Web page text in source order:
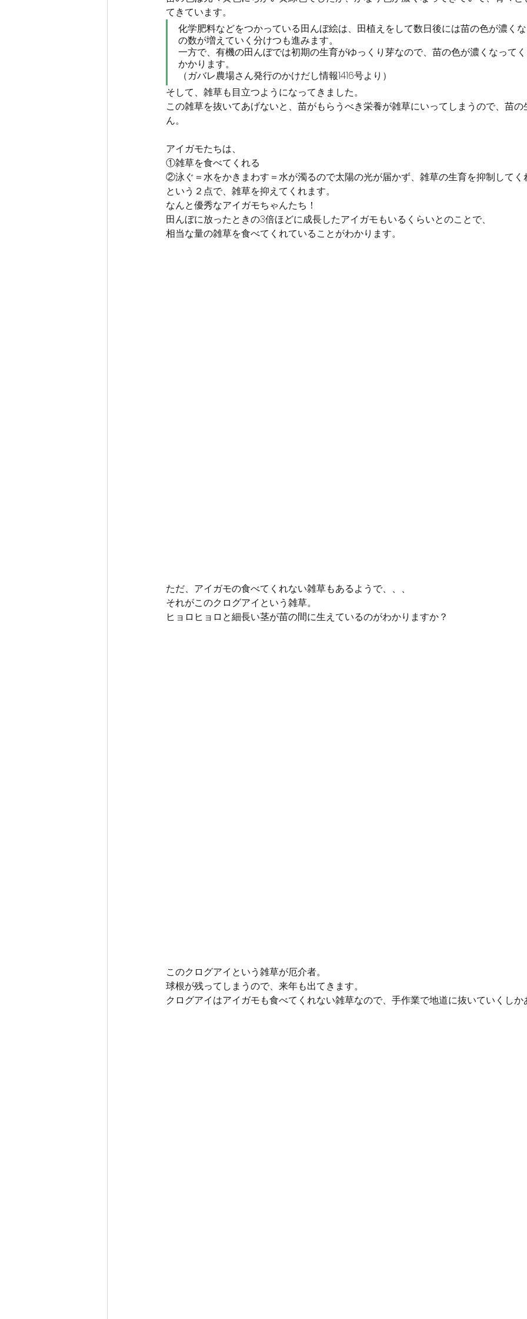
てきています。
化学肥料などをつかっている田んぼ絵は、田植えをして数日後には苗の色が濃く
の数が増えていく分けつも進みます。
一方で、有機の田んぼでは初期の生育がゆっくり芽なので、苗の色が濃くなって
かかります。
（ガバレ農場さん発行のかけだし情報1416号より）
そして、雑草も目立つようになってきました。
この雑草を抜いてあげないと、苗がもらうべき栄養が雑草にいってしまうので、苗
ん。
アイガモたちは、
①雑草を食べてくれる
②泳ぐ＝水をかきまわす＝水が濁るので太陽の光が届かず、雑草の生育を抑制してく
という２点で、雑草を抑えてくれます。
なんと優秀なアイガモちゃんたち！
田んぼに放ったときの3倍ほどに成長したアイガモもいるくらいとのことで、
相当な量の雑草を食べてくれていることがわかります。
ただ、アイガモの食べてくれない雑草もあるようで、、、
それがこのクログアイという雑草。
ヒョロヒョロと細長い茎が苗の間に生えているのがわかりますか？
このクログアイという雑草が厄介者。
球根が残ってしまうので、来年も出てきます。
クログアイはアイガモも食べてくれない雑草なので、手作業で地道に抜いていくしか